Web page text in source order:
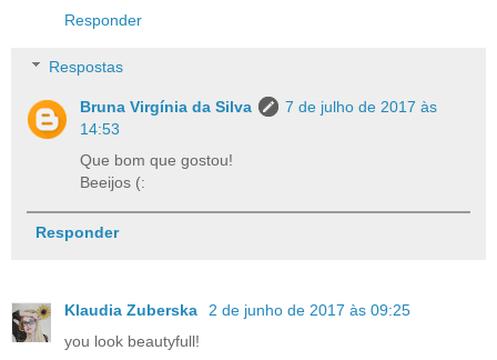
Responder
Respostas
Bruna Virgínia da Silva
7 de julho de 2017 às
14:53
Que bom que gostou!
Beeijos (:
Responder
Klaudia Zuberska
2 de junho de 2017 às 09:25
you look beautyfull!